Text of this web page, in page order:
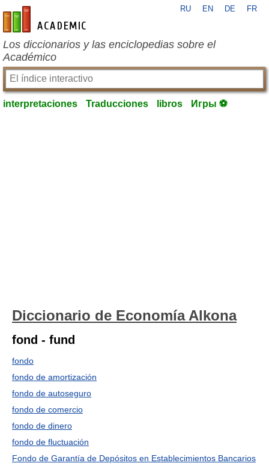
es-academic.com
RU EN DE FR
Los diccionarios y las enciclopedias sobre el
Académico
interpretaciones Traducciones libros Игры ⚽
Diccionario de Economía Alkona
fond - fund
fondo
fondo de amortización
fondo de autoseguro
fondo de comercio
fondo de dinero
fondo de fluctuación
Fondo de Garantía de Depósitos en Establecimientos Bancarios